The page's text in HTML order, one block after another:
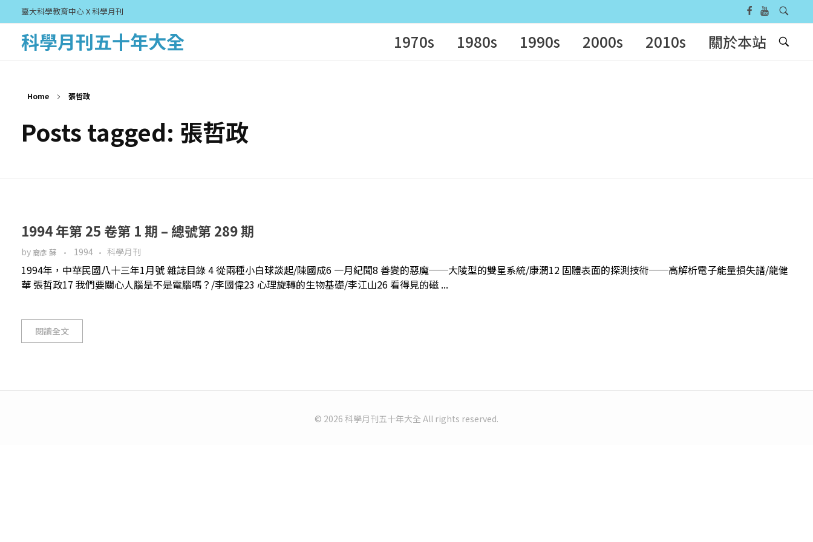
臺大科學教育中心 X 科學月刊
科學月刊五十年大全 1970s 1980s 1990s 2000s 2010s 關於本站
Home 張哲政
Posts tagged: 張哲政
1994 年第 25 卷第 1 期 – 總號第 289 期
by 裔彥 蘇 1994 科學月刊
1994年，中華民國八十三年1月號 雜誌目錄 4 從兩種小白球談起/陳國成6 一月紀聞8 善變的惡魔──大陵型的雙星系統/康潤12 固體表面的探測技術──高解析電子能量損失譜/龍健
華 張哲政17 我們要關心人腦是不是電腦嗎？/李國偉23 心理旋轉的生物基礎/李江山26 看得見的磁 ...
閱讀全文
© 2026 科學月刊五十年大全 All rights reserved.